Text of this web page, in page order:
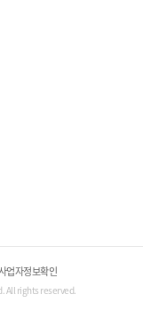
업자정보확인
All rights reserved.